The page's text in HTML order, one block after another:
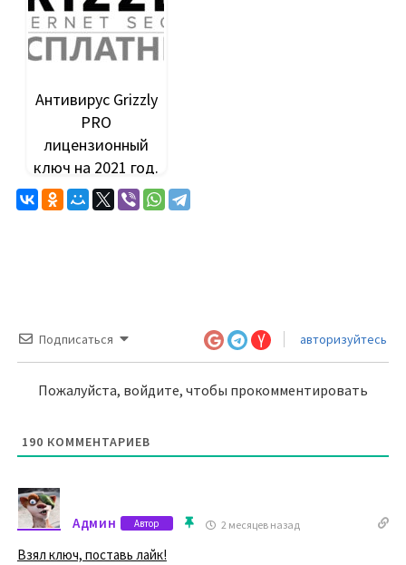
Антивирус Grizzly
PRO
лицензионный
ключ на 2021 год.
Подписаться авторизуйтесь
Пожалуйста, войдите, чтобы прокомментировать
190 КОММЕНТАРИЕВ
Админ Автор 2 месяцев назад
Взял ключ, поставь лайк!